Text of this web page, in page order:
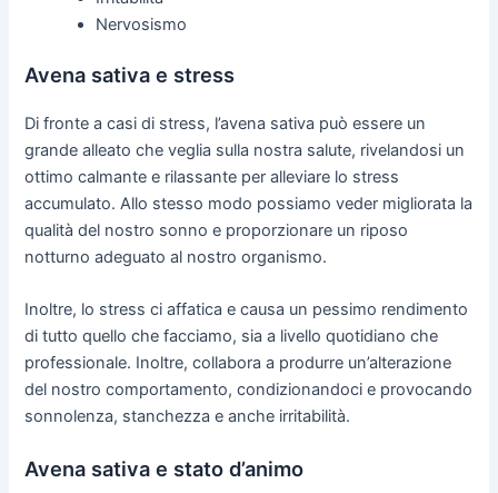
Nervosismo
Avena sativa e stress
Di fronte a casi di stress, l’avena sativa può essere un
grande alleato che veglia sulla nostra salute, rivelandosi un
ottimo calmante e rilassante per alleviare lo stress
accumulato. Allo stesso modo possiamo veder migliorata la
qualità del nostro sonno e proporzionare un riposo
notturno adeguato al nostro organismo.
Inoltre, lo stress ci affatica e causa un pessimo rendimento
di tutto quello che facciamo, sia a livello quotidiano che
professionale. Inoltre, collabora a produrre un’alterazione
del nostro comportamento, condizionandoci e provocando
sonnolenza, stanchezza e anche irritabilità.
Avena sativa e stato d’animo